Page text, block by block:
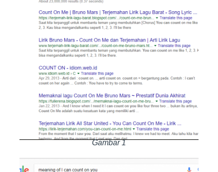
Gambar 1